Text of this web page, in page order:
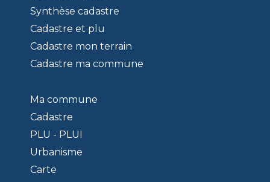
Synthèse cadastre
Cadastre et plu
Cadastre mon terrain
Cadastre ma commune
Ma commune
Cadastre
PLU - PLUI
Urbanisme
Carte